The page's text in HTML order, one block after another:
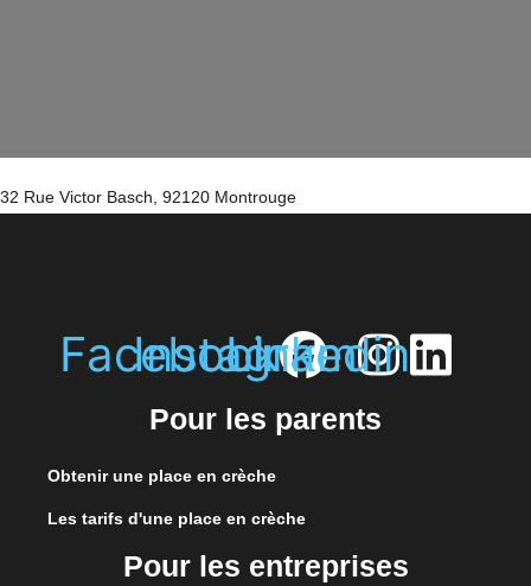
32 Rue Victor Basch, 92120 Montrouge
Facebook
Instagram
Linkedin
Pour les parents
Obtenir une place en crèche
Les tarifs d'une place en crèche
Pour les entreprises